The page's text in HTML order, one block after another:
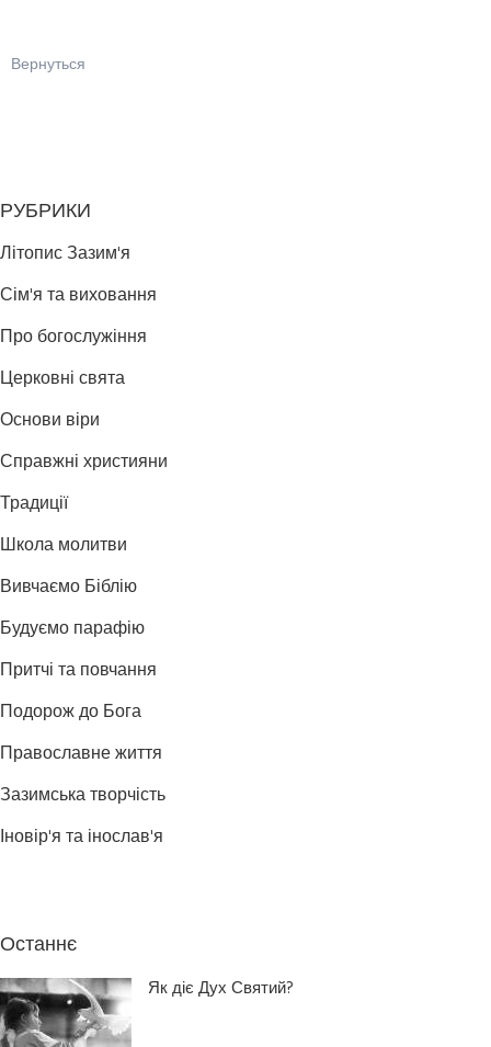
Вернуться
РУБРИКИ
Літопис Зазим'я
Сім'я та виховання
Про богослужіння
Церковні свята
Основи віри
Справжні християни
Традиції
Школа молитви
Вивчаємо Біблію
Будуємо парафію
Притчі та повчання
Подорож до Бога
Православне життя
Зазимська творчість
Іновір'я та інослав'я
Останнє
Як діє Дух Святий?